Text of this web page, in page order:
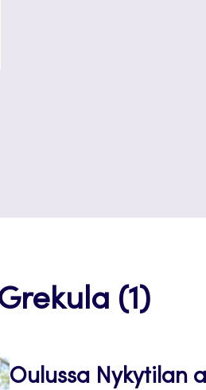
(1)
Oulussa Nykytilan